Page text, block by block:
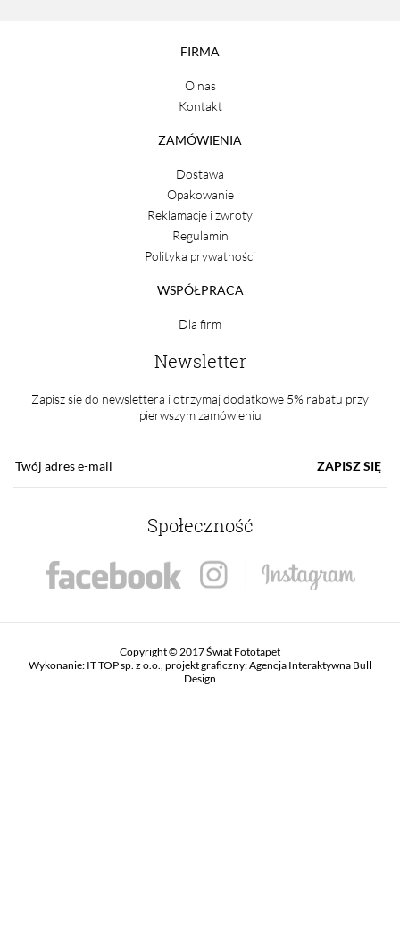
FIRMA
O nas
Kontakt
ZAMÓWIENIA
Dostawa
Opakowanie
Reklamacje i zwroty
Regulamin
Polityka prywatności
WSPÓŁPRACA
Dla firm
Newsletter
Zapisz się do newslettera i otrzymaj dodatkowe 5% rabatu przy
pierwszym zamówieniu
ZAPISZ SIĘ
Społeczność
Copyright © 2017 Świat Fototapet
Wykonanie: IT TOP sp. z o.o. , projekt graficzny:Agencja Interaktywna Bull
Design